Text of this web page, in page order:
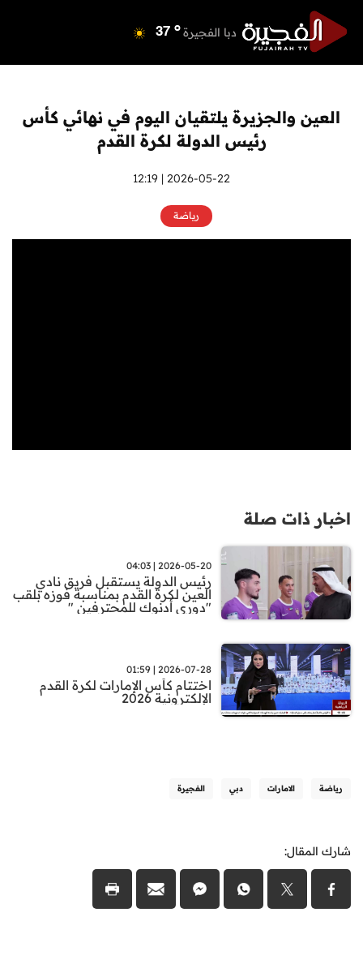
دبا الفجيرة 37 o
أم القيوين 39 o
راس الخيمة 40
الفجيرة 36 o
العين والجزيرة يلتقيان اليوم في نهائي كأس
رئيس الدولة لكرة القدم
2026-05-22 | 12:19
رياضة
اخبار ذات صلة
2026-05-20 | 04:03
رئيس الدولة يستقبل فريق نادي
العين لكرة القدم بمناسبة فوزه بلقب
"دوري أدنوك للمحترفين "
2026-07-28 | 01:59
اختتام كأس الإمارات لكرة القدم
الإلكترونية 2026
رياضة الامارات دبي الفجيرة
شارك المقال: